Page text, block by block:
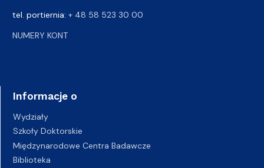
tel. portiernia: + 48 58 523 30 00
NUMERY KONT
Informacje o
Wydziały
Szkoły Doktorskie
Międzynarodowe Centra Badawcze
Biblioteka